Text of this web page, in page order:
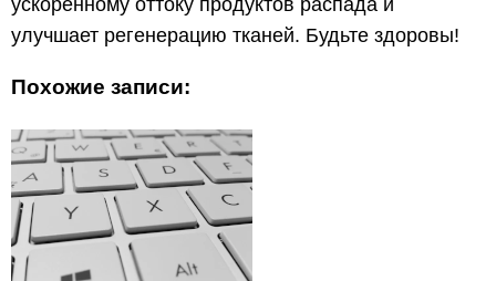
ускоренному оттоку продуктов распада и
улучшает регенерацию тканей. Будьте здоровы!
Похожие записи: